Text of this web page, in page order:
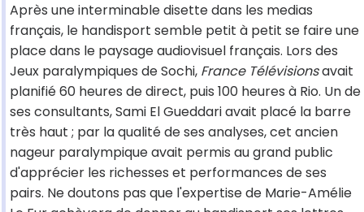
Après une interminable disette dans les medias
français, le handisport semble petit à petit se faire une
place dans le paysage audiovisuel français. Lors des
Jeux paralympiques de Sochi, France Télévisionsavait
planifié 60 heures de direct, puis 100 heures à Rio. Un de
ses consultants, Sami El Gueddari avait placé la barre
très haut ; par la qualité de ses analyses, cet ancien
nageur paralympique avait permis au grand public
d'apprécier les richesses et performances de ses
pairs. Ne doutons pas que l'expertise de Marie-Amélie